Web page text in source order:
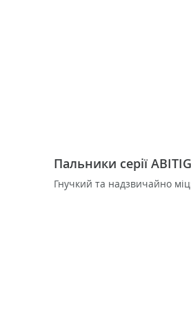
Пальники серії ABITIG
Гнучкий та надзвичайно